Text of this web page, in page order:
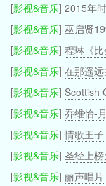
[影视&音乐] 2015年
[影视&音乐] 巫启贤
[影视&音乐] 程琳《
[影视&音乐] 在那遥远的
[影视&音乐] Scottish Chamber
[影视&音乐] 乔维怡-
[影视&音乐]情歌王
[影视&音乐] 圣经上榜
[影视&音乐] 丽声唱片 齐